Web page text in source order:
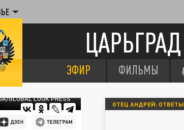
ЦАРЬГРАД
ЭФИР ФИЛЬМЫ
GLOBAL LOOK PRESS
ОТЕЦ АНДРЕЙ: ОТВЕТЫ